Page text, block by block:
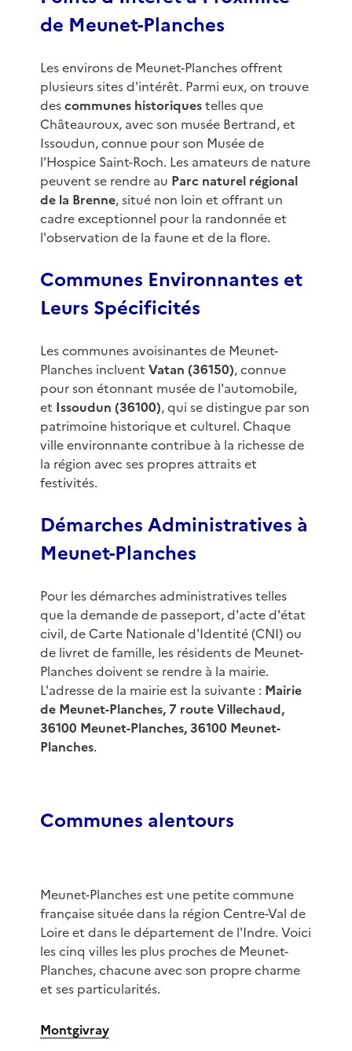
de Meunet-Planches
Les environs de Meunet-Planches offrent
plusieurs sites d'intérêt. Parmi eux, on trouve
descommunes historiquestelles que
Châteauroux, avec son musée Bertrand, et
Issoudun, connue pour son Musée de
l'Hospice Saint-Roch. Les amateurs de nature
peuvent se rendre au Parc naturel régional
de la Brenne, situé non loin et offrant un
cadre exceptionnel pour la randonnée et
l'observation de la faune et de la flore.
Communes Environnantes et
Leurs Spécificités
Les communes avoisinantes de Meunet-
Planches incluent Vatan (36150), connue
pour son étonnant musée de l'automobile,
et Issoudun (36100), qui se distingue par son
patrimoine historique et culturel. Chaque
ville environnante contribue à la richesse de
la région avec ses propres attraits et
festivités.
Démarches Administratives à
Meunet-Planches
Pour les démarches administratives telles
que la demande de passeport, d'acte d'état
civil, de Carte Nationale d'Identité (CNI) ou
de livret de famille, les résidents de Meunet-
Planches doivent se rendre à la mairie.
L'adresse de la mairie est la suivante : Mairie
de Meunet-Planches, 7 route Villechaud,
36100 Meunet-Planches, 36100 Meunet-
Planches.
Communes alentours
Meunet-Planches est une petite commune
française située dans la région Centre-Val de
Loire et dans le département de l'Indre. Voici
les cinq villes les plus proches de Meunet-
Planches, chacune avec son propre charme
et ses particularités.
Montgivray